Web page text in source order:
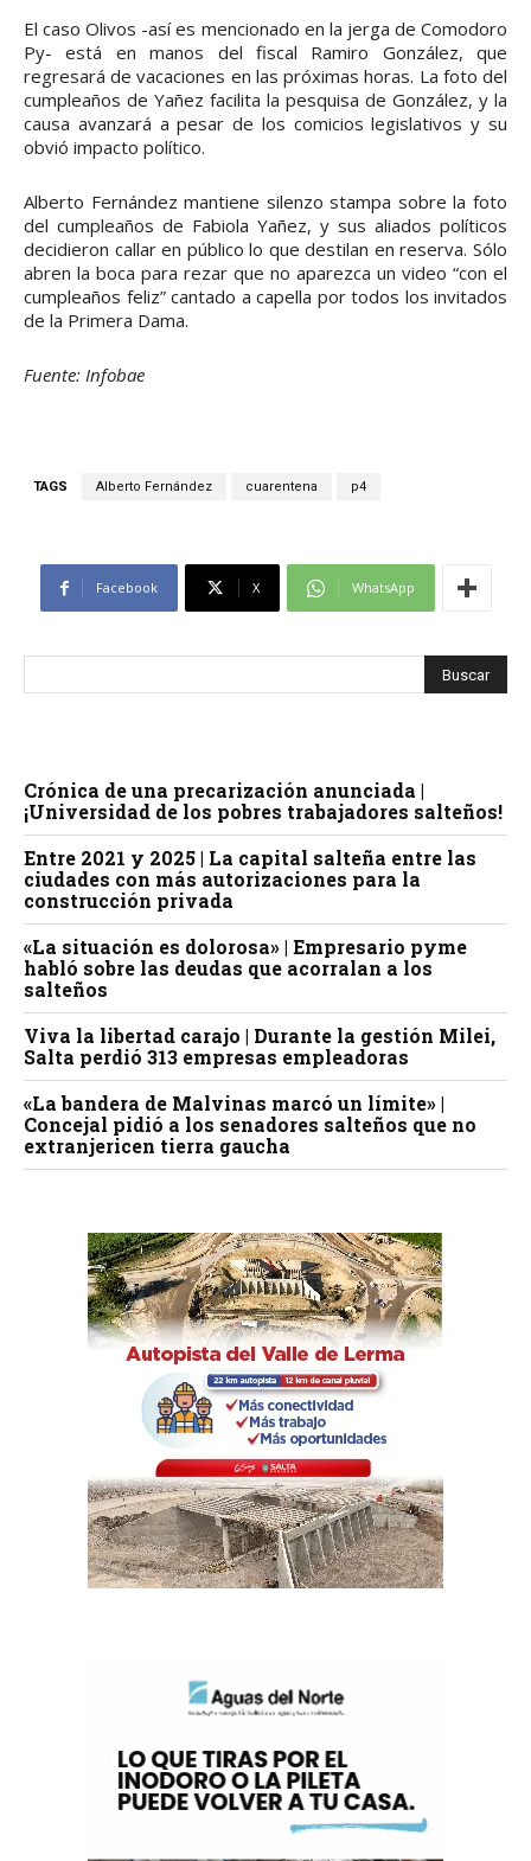
El caso Olivos -así es mencionado en la jerga de Comodoro
Py- está en manos del fiscal Ramiro González, que
regresará de vacaciones en las próximas horas. La foto del
cumpleaños de Yañez facilita la pesquisa de González, y la
causa avanzará a pesar de los comicios legislativos y su
obvió impacto político.
Alberto Fernández mantiene silenzo stampa sobre la foto
del cumpleaños de Fabiola Yañez, y sus aliados políticos
decidieron callar en público lo que destilan en reserva. Sólo
abren la boca para rezar que no aparezca un video “con el
cumpleaños feliz” cantado a capella por todos los invitados
de la Primera Dama.
Fuente: Infobae
TAGS Alberto Fernández cuarentena p4
Facebook X WhatsApp
Crónica de una precarización anunciada |
¡Universidad de los pobres trabajadores salteños!
Entre 2021 y 2025 | La capital salteña entre las
ciudades con más autorizaciones para la
construcción privada
«La situación es dolorosa» | Empresario pyme
habló sobre las deudas que acorralan a los
salteños
Viva la libertad carajo | Durante la gestión Milei,
Salta perdió 313 empresas empleadoras
«La bandera de Malvinas marcó un límite» |
Concejal pidió a los senadores salteños que no
extranjericen tierra gaucha